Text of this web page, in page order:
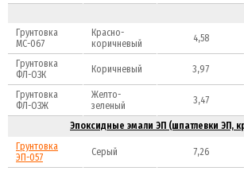
Грунтовка
МС-067
Красно-
коричневый
4,58
Грунтовка
ФЛ-ОЗК
Коричневый 3,97
Грунтовка
ФЛ-ОЗЖ
Желто-
зеленый
3,47
Эпоксидные эмали ЭП (шпатлевки ЭП,
Грунтовка
ЭП-057
Серый 7,26